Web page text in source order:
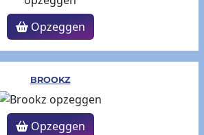
Opzeggen
BROOKZ
Opzeggen